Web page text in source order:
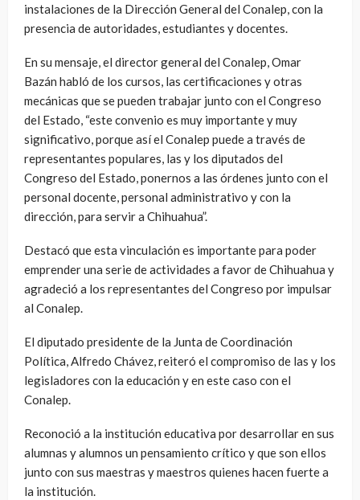
instalaciones de la Dirección General del Conalep, con la
presencia de autoridades, estudiantes y docentes.
En su mensaje, el director general del Conalep, Omar
Bazán habló de los cursos, las certificaciones y otras
mecánicas que se pueden trabajar junto con el Congreso
del Estado, “este convenio es muy importante y muy
significativo, porque así el Conalep puede a través de
representantes populares, las y los diputados del
Congreso del Estado, ponernos a las órdenes junto con el
personal docente, personal administrativo y con la
dirección, para servir a Chihuahua”.
Destacó que esta vinculación es importante para poder
emprender una serie de actividades a favor de Chihuahua y
agradeció a los representantes del Congreso por impulsar
al Conalep.
El diputado presidente de la Junta de Coordinación
Política, Alfredo Chávez, reiteró el compromiso de las y los
legisladores con la educación y en este caso con el
Conalep.
Reconoció a la institución educativa por desarrollar en sus
alumnas y alumnos un pensamiento crítico y que son ellos
junto con sus maestras y maestros quienes hacen fuerte a
la institución.